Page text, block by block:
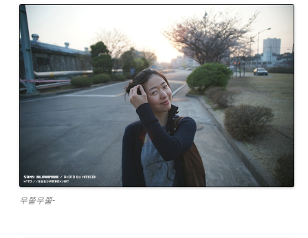
우쭐우쭐-